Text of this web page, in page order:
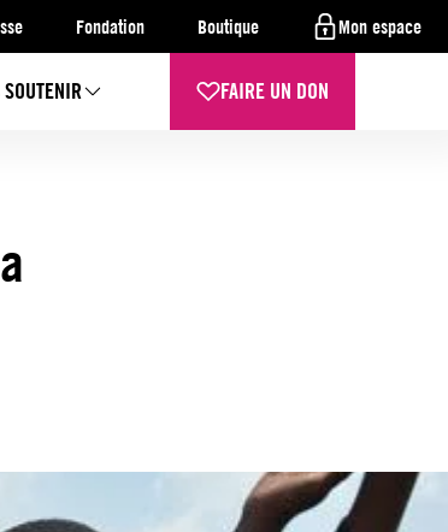
Fondation Boutique Mon espace
SOUTENIR FAIRE UN DON